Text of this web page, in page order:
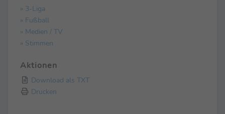
» 3-Liga
» Fußball
» Medien / TV
» Stimmen
Aktionen
Download als TXT
Drucken